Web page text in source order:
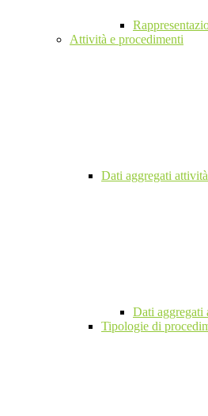
Attività e procedimenti
Dati aggregati
Dati aggregati
Tipologie di